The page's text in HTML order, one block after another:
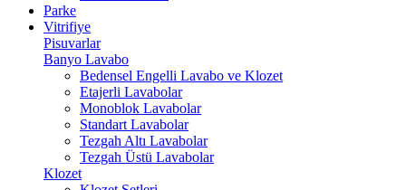
Parke
Vitrifiye
Pisuvarlar
Banyo Lavabo
Bedensel Engelli Lavabo ve Klozet
Etajerli Lavabolar
Monoblok Lavabolar
Standart Lavabolar
Tezgah Altı Lavabolar
Tezgah Üstü Lavabolar
Klozet